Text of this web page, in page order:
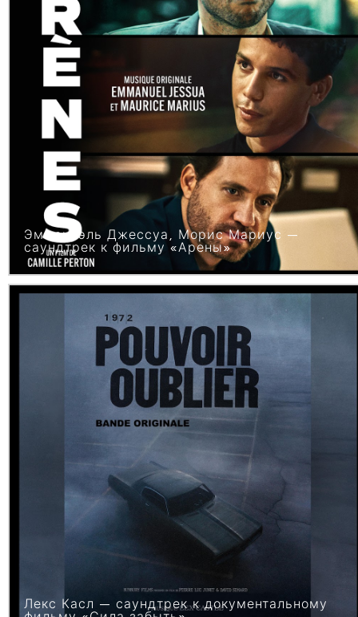
Эммануэль Джессуа, Морис Мариус —
саундтрек к фильму «Арены»
Лекс Касл — саундтрек к документальному